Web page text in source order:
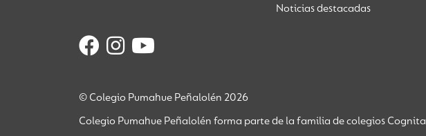
Noticias destacadas
© Colegio Pumahue Peñalolén 2026
Colegio Pumahue Peñalolén forma parte de la familia de colegios Cognita